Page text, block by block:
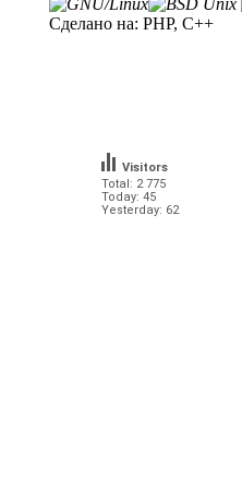
Сделано на: PHP, C++
Total: 2 775
Today: 45
Yesterday: 62
Visitors